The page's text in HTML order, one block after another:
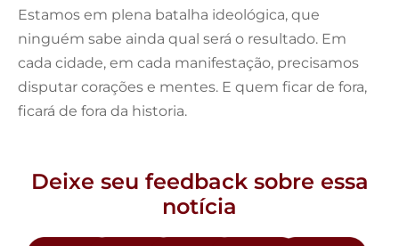
Estamos em plena batalha ideológica, que
ninguém sabe ainda qual será o resultado. Em
cada cidade, em cada manifestação, precisamos
disputar corações e mentes. E quem ficar de fora,
ficará de fora da historia.
Deixe seu feedback sobre essa
notícia